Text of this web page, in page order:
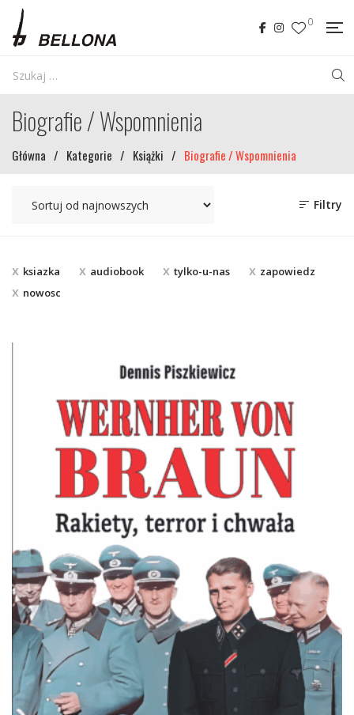
0
Biografie / Wspomnienia
Główna / Kategorie / Książki / Biografie / Wspomnienia
Filtry
ksiazka audiobook tylko-u-nas
zapowiedz
nowosc